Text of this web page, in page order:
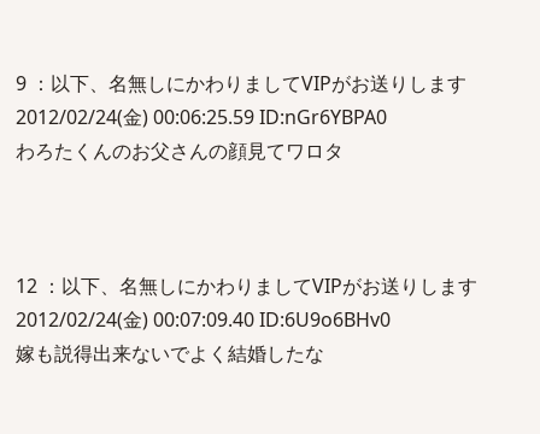
9 ：以下、名無しにかわりましてVIPがお送りします
2012/02/24(金) 00:06:25.59 ID:nGr6YBPA0
わろたくんのお父さんの顔見てワロタ
12 ：以下、名無しにかわりましてVIPがお送りします
2012/02/24(金) 00:07:09.40 ID:6U9o6BHv0
嫁も説得出来ないでよく結婚したな